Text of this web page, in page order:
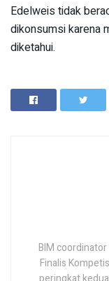
Edelweis tidak
dikonsumsi karena
diketahui.
BIM
Finalis